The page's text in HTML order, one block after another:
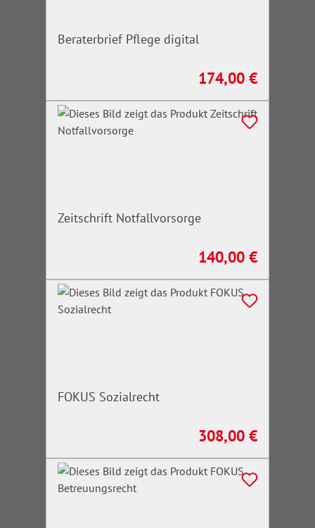
Beraterbrief Pflege digital
Regulärer Preis:
174,00 €
Zeitschrift Notfallvorsorge
Regulärer Preis:
140,00 €
FOKUS Sozialrecht
Regulärer Preis:
308,00 €